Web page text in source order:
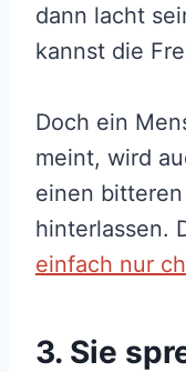
dann lacht
kannst die
Doch ein
meint, wird
einen
hinterlassen.
einfach nur
3. Sie